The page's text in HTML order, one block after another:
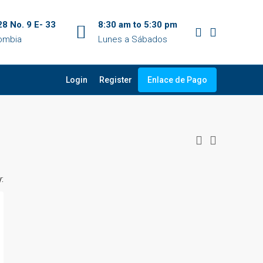
No. 9 E- 33
8:30 am to 5:30 pm
Lunes a Sábados
Login Register Enlace de Pago